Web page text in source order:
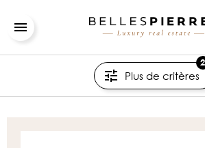
Plus de critères
2